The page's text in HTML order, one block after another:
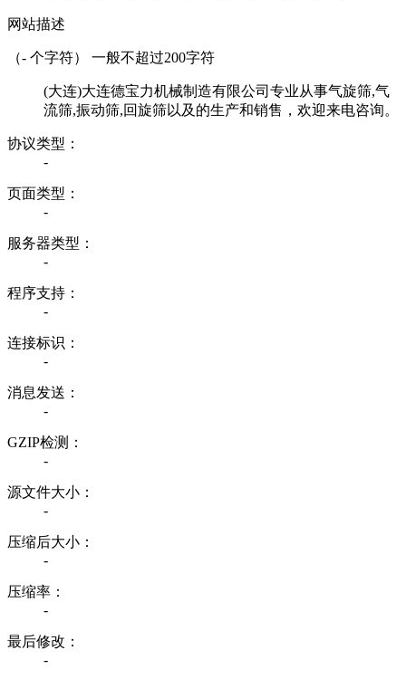
网站描述
（- 个字符） 一般不超过200字符
(大连)大连德宝力机械制造有限公司专业从事气旋筛,气
流筛,振动筛,回旋筛以及的生产和销售，欢迎来电咨询。
协议类型：
-
页面类型：
-
服务器类型：
-
程序支持：
-
连接标识：
-
消息发送：
-
GZIP检测：
-
源文件大小：
-
压缩后大小：
-
压缩率：
-
最后修改：
-